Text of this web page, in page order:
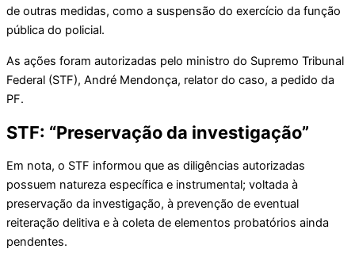
de outras medidas, como a suspensão do exercício da função
pública do policial.
As ações foram autorizadas pelo ministro do Supremo Tribunal
Federal (STF), André Mendonça, relator do caso, a pedido da
PF.
STF: “Preservação da investigação”
Em nota, o STF informou que as diligências autorizadas
possuem natureza específica e instrumental; voltada à
preservação da investigação, à prevenção de eventual
reiteração delitiva e à coleta de elementos probatórios ainda
pendentes.